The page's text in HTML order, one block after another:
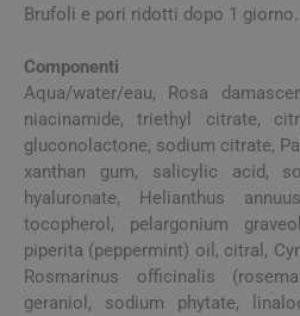
Brufoli e pori ridotti dopo 1 giorno.
Componenti
Aqua/water/eau, Rosa
niacinamide, triethyl citrate,
gluconolactone, sodium citrate,
xanthan gum, salicylic acid,
hyaluronate, Helianthus
tocopherol, pelargonium
piperita (peppermint) oil, citral,
Rosmarinus officinalis
geraniol, sodium phytate,